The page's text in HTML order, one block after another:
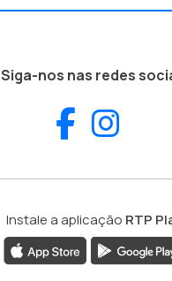
Siga-nos nas redes
Instale a aplicação RTP